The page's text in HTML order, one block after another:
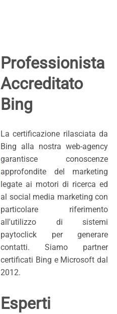
Professionista
Accreditato
Bing
La certificazione rilasciata da
Bing alla nostra web-agency
garantisce conoscenze
approfondite del marketing
legate ai motori di ricerca ed
al social media marketing con
particolare riferimento
all'utilizzo di sistemi
paytoclick per generare
contatti. Siamo partner
certificati Bing e Microsoft dal
2012.
Esperti